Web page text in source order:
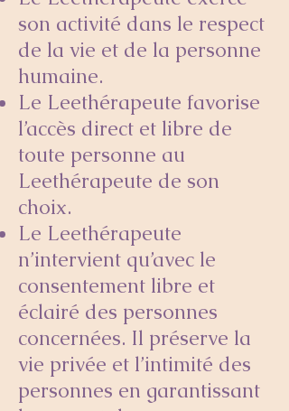
son activité dans le respect
de la vie et de la personne
humaine.
Le Leethérapeute favorise
l’accès direct et libre de
toute personne au
Leethérapeute de son
choix.
Le Leethérapeute
n’intervient qu’avec le
consentement libre et
éclairé des personnes
concernées. Il préserve la
vie privée et l’intimité des
personnes en garantissant